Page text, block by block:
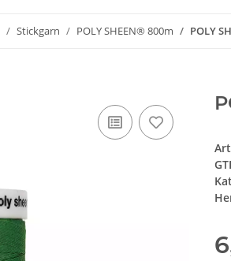
Stickgarn POLY SHEEN® 800m POLY